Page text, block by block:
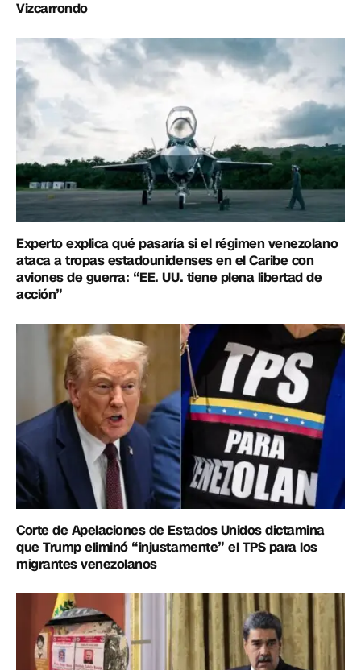
Vizcarrondo
Experto explica qué pasaría si el régimen venezolano
ataca a tropas estadounidenses en el Caribe con
aviones de guerra: “EE. UU. tiene plena libertad de
acción”
Corte de Apelaciones de Estados Unidos dictamina
que Trump eliminó “injustamente” el TPS para los
migrantes venezolanos